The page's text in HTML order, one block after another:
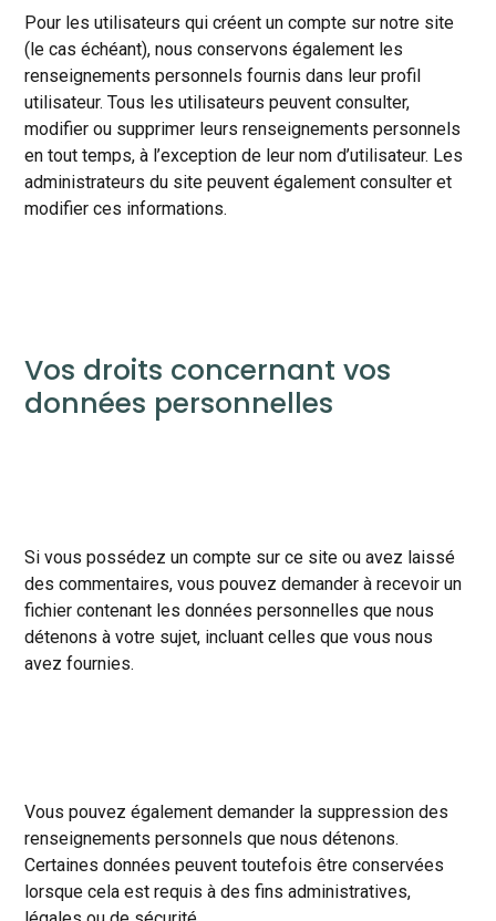
Pour les utilisateurs qui créent un compte sur notre site
(le cas échéant), nous conservons également les
renseignements personnels fournis dans leur profil
utilisateur. Tous les utilisateurs peuvent consulter,
modifier ou supprimer leurs renseignements personnels
en tout temps, à l’exception de leur nom d’utilisateur. Les
administrateurs du site peuvent également consulter et
modifier ces informations.
Vos droits concernant vos
données personnelles
Si vous possédez un compte sur ce site ou avez laissé
des commentaires, vous pouvez demander à recevoir un
fichier contenant les données personnelles que nous
détenons à votre sujet, incluant celles que vous nous
avez fournies.
Vous pouvez également demander la suppression des
renseignements personnels que nous détenons.
Certaines données peuvent toutefois être conservées
lorsque cela est requis à des fins administratives,